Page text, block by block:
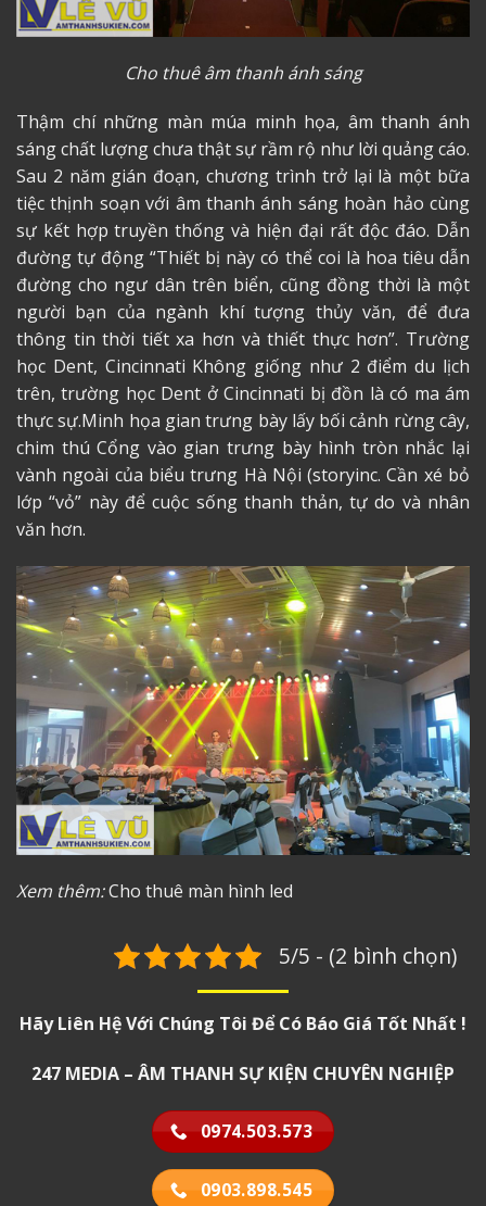
Cho thuê âm thanh ánh sáng
Thậm chí những màn múa minh họa, âm thanh ánh
sáng chất lượng chưa thật sự rầm rộ như lời quảng cáo.
Sau 2 năm gián đoạn, chương trình trở lại là một bữa
tiệc thịnh soạn với âm thanh ánh sáng hoàn hảo cùng
sự kết hợp truyền thống và hiện đại rất độc đáo. Dẫn
đường tự động “Thiết bị này có thể coi là hoa tiêu dẫn
đường cho ngư dân trên biển, cũng đồng thời là một
người bạn của ngành khí tượng thủy văn, để đưa
thông tin thời tiết xa hơn và thiết thực hơn”. Trường
học Dent, Cincinnati Không giống như 2 điểm du lịch
trên, trường học Dent ở Cincinnati bị đồn là có ma ám
thực sự.Minh họa gian trưng bày lấy bối cảnh rừng cây,
chim thú Cổng vào gian trưng bày hình tròn nhắc lại
vành ngoài của biểu trưng Hà Nội (storyinc. Cần xé bỏ
lớp “vỏ” này để cuộc sống thanh thản, tự do và nhân
văn hơn.
Xem thêm:Cho thuê màn hình led
5/5 - (2 bình chọn)
Hãy Liên Hệ Với Chúng Tôi Để Có Báo Giá Tốt Nhất !
247 MEDIA – ÂM THANH SỰ KIỆN CHUYÊN NGHIỆP
0974.503.573
0903.898.545